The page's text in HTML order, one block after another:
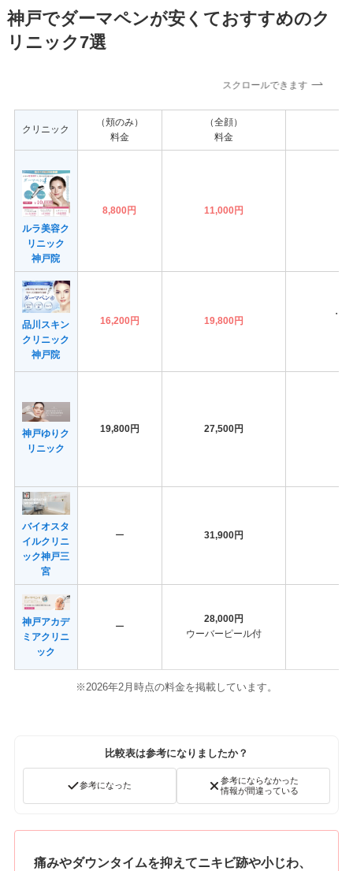
神戸でダーマペンが安くておすすめのク
リニック7選
スクロールできます
クリニック
（頬のみ）
料金
（全顔）
料金
ルラ美容ク
リニック
神戸院
8,800円 11,000円
品川スキン
クリニック
神戸院
16,200円 19,800円
・
神戸ゆりク
リニック
19,800円 27,500円
バイオスタ
イルクリニ
ック神戸三
宮
ー 31,900円
神戸アカデ
ミアクリニ
ック
ー
28,000円
ウーバーピール付
※2026年2月時点の料金を掲載しています。
比較表は参考になりましたか？
参考になった
参考にならなかった
情報が間違っている
痛みやダウンタイムを抑えてニキビ跡や小じわ、